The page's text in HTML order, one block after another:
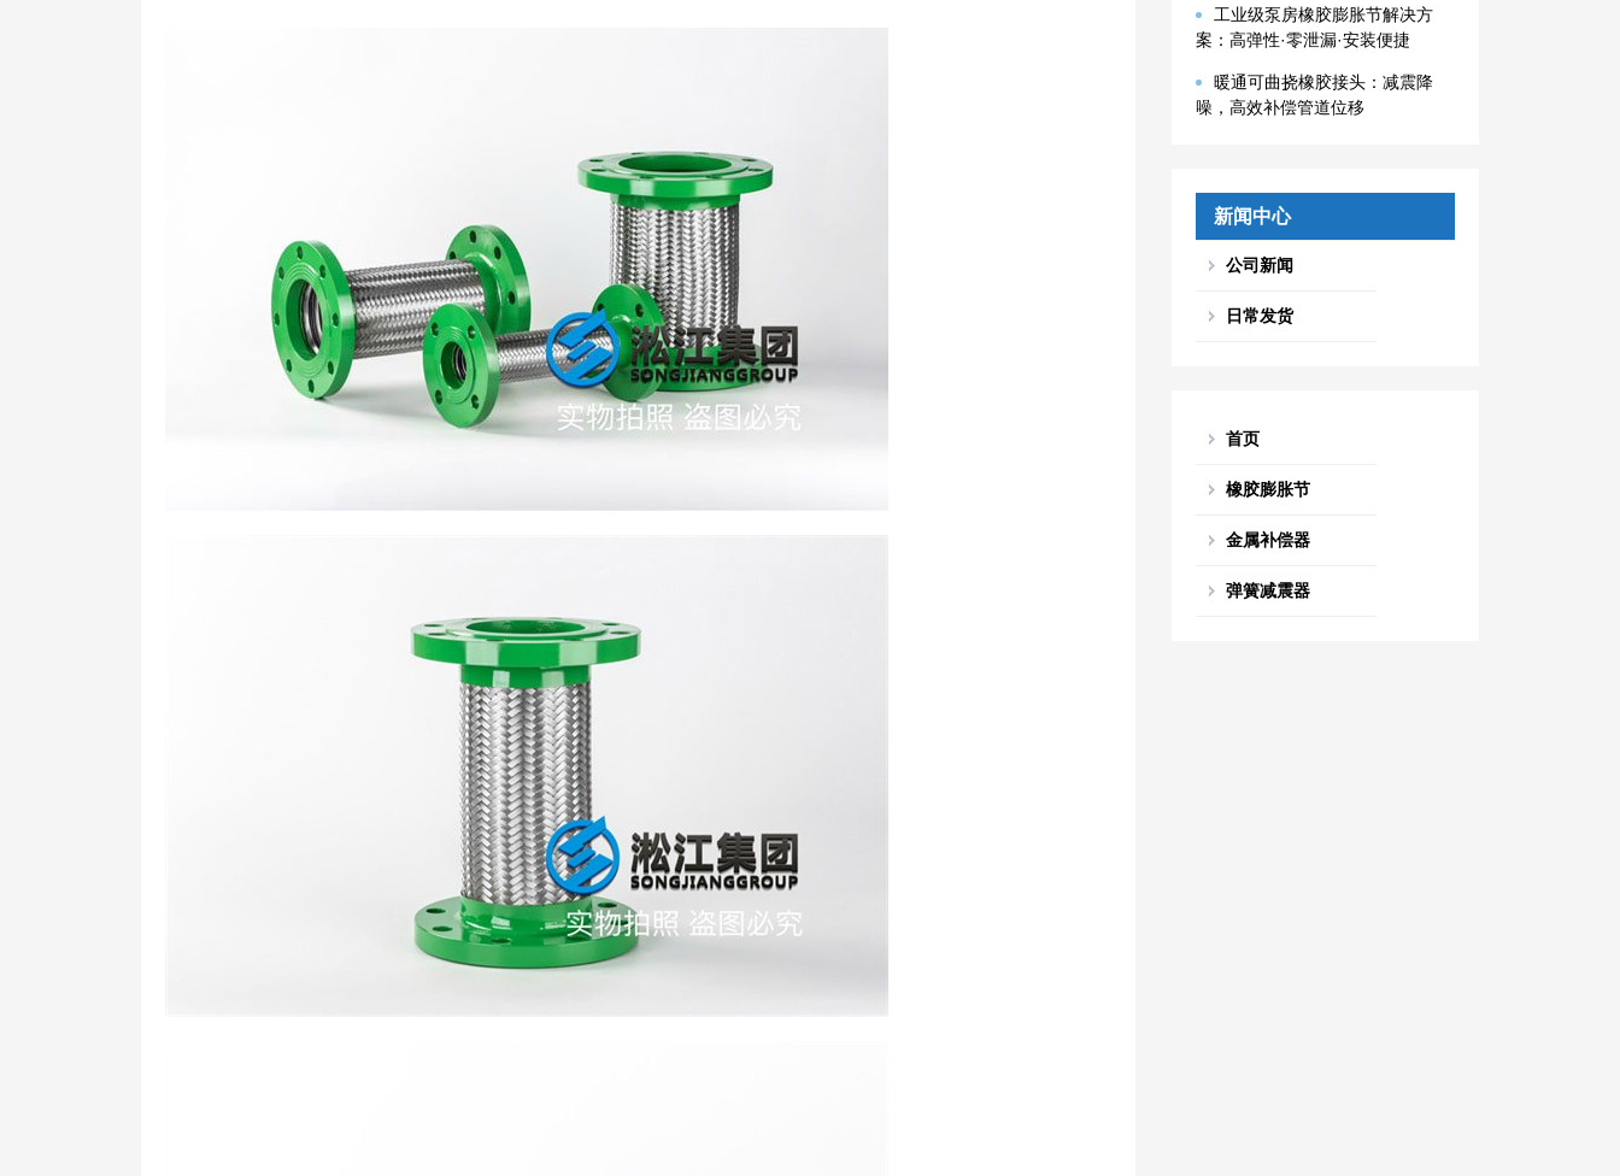
工业级泵房橡胶膨胀节解决方
案：高弹性·零泄漏·安装便捷
暖通可曲挠橡胶接头：减震降
噪，高效补偿管道位移
新闻中心
公司新闻
日常发货
首页
橡胶膨胀节
金属补偿器
弹簧减震器